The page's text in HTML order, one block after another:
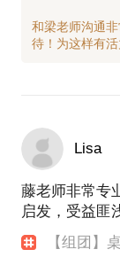
和梁老师沟通
Lisa
藤老师非常专
启发，受益匪
【组团】